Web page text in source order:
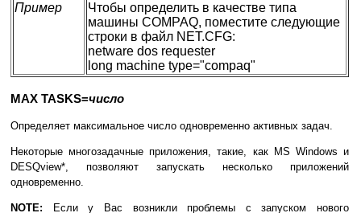
Пример
Чтобы определить в качестве типа
машины COMPAQ, поместите следующие
строки в файл NET.CFG:
netware dos requester
long machine type="compaq"
MAX TASKS=число
Определяет максимальное число одновременно активных задач.
Некоторые многозадачные приложения, такие, как MS Windows и
DESQview*, позволяют запускать несколько приложений
одновременно.
NOTE: Если у Вас возникли проблемы с запуском нового